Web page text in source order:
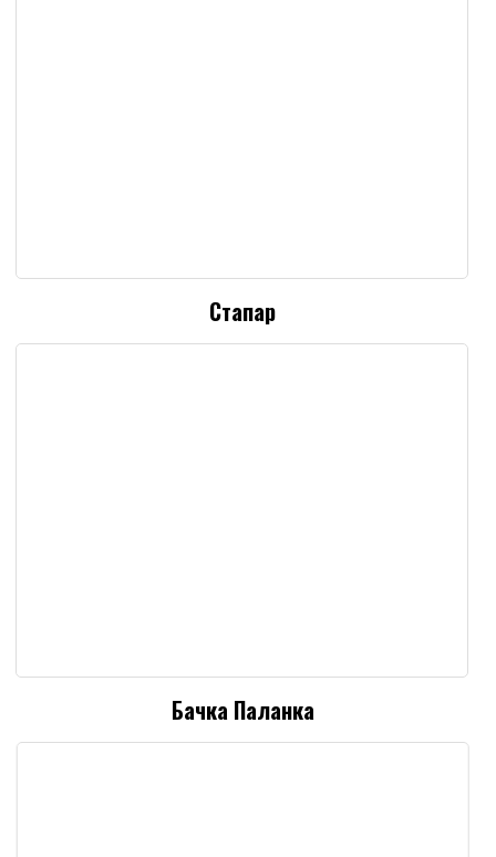
Стапар
Бачка Паланка